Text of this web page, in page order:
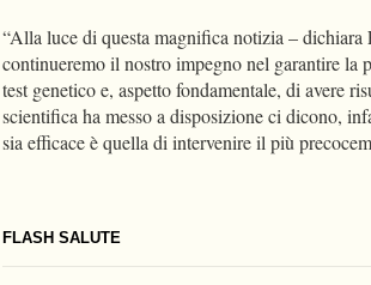
FLASH SALUTE
“Alla luce di questa magnifica notizia –
continueremo il nostro impegno nel garantire la
test genetico e, aspetto fondamentale, di avere
scientifica ha messo a disposizione ci dicono,
sia efficace è quella di intervenire il più